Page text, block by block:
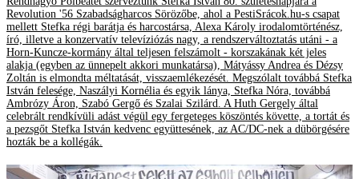
Revolution '56 Szabadságharcos Sörözőbe, ahol a PestiSrácok.hu-s csapat
mellett Stefka régi barátja és harcostársa, Alexa Károly irodalomtörténész,
író, illetve a konzervatív televíziózás nagy, a rendszerváltoztatás utáni - a
Horn-Kuncze-kormány által teljesen felszámolt - korszakának két jeles
alakja (egyben az ünnepelt akkori munkatársa), Mátyássy Andrea és Dézsy
Zoltán is elmondta méltatását, visszaemlékezését. Megszólalt továbbá Stefka
István felesége, Naszályi Kornélia és egyik lánya, Stefka Nóra, továbbá
Ambrózy Áron, Szabó Gergő és Szalai Szilárd. A Huth Gergely által
celebrált rendkívüli adást végül egy fergeteges köszöntés követte, a tortát és
a pezsgőt Stefka István kedvenc együttesének, az AC/DC-nek a dübörgésére
hozták be a kollégák.